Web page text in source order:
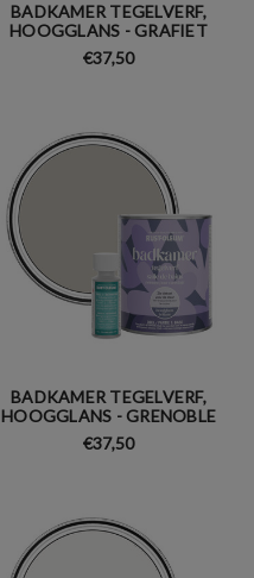
BADKAMER TEGELVERF,
HOOGGLANS - GRAFIET
€37,50
BADKAMER TEGELVERF,
HOOGGLANS - GRENOBLE
€37,50